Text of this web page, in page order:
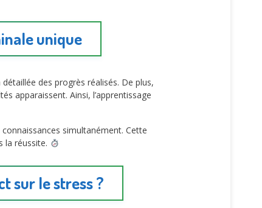
unique
des progrès réalisés. De plus,
apparaissent. Ainsi, l’apprentissage
simultanément. Cette
la réussite.
sur le stress ?